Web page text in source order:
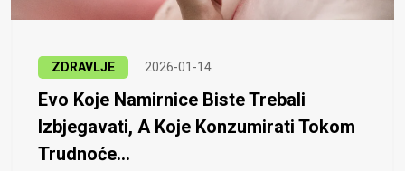
ZDRAVLJE 2026-01-14
Evo Koje Namirnice Biste Trebali
Izbjegavati, A Koje Konzumirati Tokom
Trudnoće...